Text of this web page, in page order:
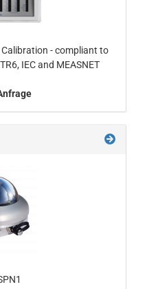
- compliant to
IEC and MEASNET